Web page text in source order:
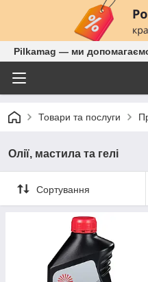
Pilkamag — ми
Товари та послуги
Олії, мастила та гелі
Сортування